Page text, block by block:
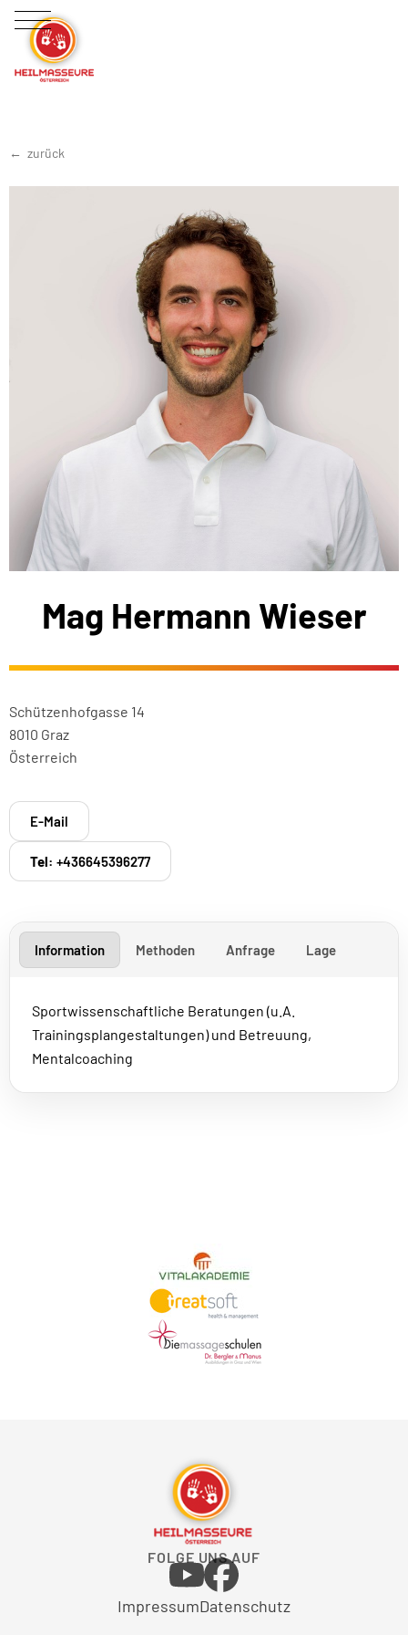
zurück
Mag Hermann Wieser
Schützenhofgasse 14
8010 Graz
Österreich
E-Mail
Tel: +436645396277
Information Methoden Anfrage Lage
Sportwissenschaftliche Beratungen (u.A.
Trainingsplangestaltungen) und Betreuung,
Mentalcoaching
FOLGE UNS AUF
ImpressumDatenschutz